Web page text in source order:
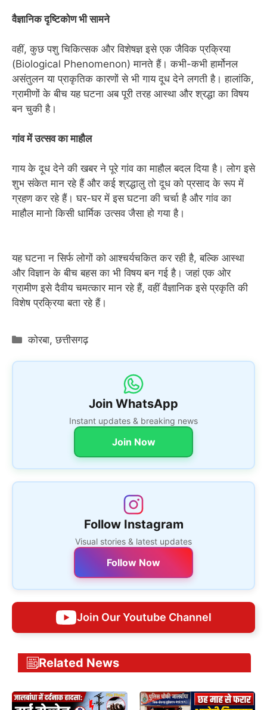
वैज्ञानिक दृष्टिकोण भी सामने
वहीं, कुछ पशु चिकित्सक और विशेषज्ञ इसे एक जैविक प्रक्रिया
(Biological Phenomenon) मानते हैं। कभी-कभी हार्मोनल
असंतुलन या प्राकृतिक कारणों से भी गाय दूध देने लगती है। हालांकि,
ग्रामीणों के बीच यह घटना अब पूरी तरह आस्था और श्रद्धा का विषय
बन चुकी है।
गांव में उत्सव का माहौल
गाय के दूध देने की खबर ने पूरे गांव का माहौल बदल दिया है। लोग इसे
शुभ संकेत मान रहे हैं और कई श्रद्धालु तो दूध को प्रसाद के रूप में
ग्रहण कर रहे हैं। घर-घर में इस घटना की चर्चा है और गांव का
माहौल मानो किसी धार्मिक उत्सव जैसा हो गया है।
यह घटना न सिर्फ लोगों को आश्चर्यचकित कर रही है, बल्कि आस्था
और विज्ञान के बीच बहस का भी विषय बन गई है। जहां एक ओर
ग्रामीण इसे दैवीय चमत्कार मान रहे हैं, वहीं वैज्ञानिक इसे प्रकृति की
विशेष प्रक्रिया बता रहे हैं।
Categories
कोरबा,छत्तीसगढ़
Join WhatsApp
Instant updates & breaking news
Join Now
Follow Instagram
Visual stories & latest updates
Follow Now
Join Our Youtube Channel
Related News